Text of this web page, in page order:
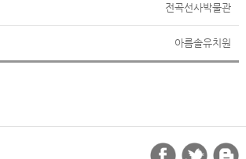
전곡선사박물관
아름솔유치원